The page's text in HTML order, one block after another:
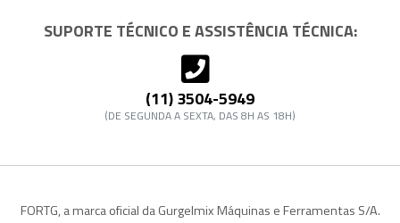
SUPORTE TÉCNICO E ASSISTÊNCIA TÉCNICA:
(11) 3504-5949
(DE SEGUNDA A SEXTA, DAS 8H AS 18H)
FORTG, a marca oficial da Gurgelmix Máquinas e Ferramentas S/A.